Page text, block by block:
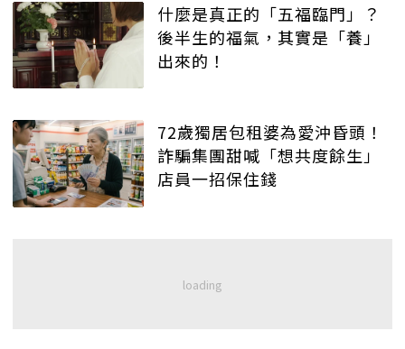
什麼是真正的「五福臨門」？
後半生的福氣，其實是「養」
出來的！
72歲獨居包租婆為愛沖昏頭！
詐騙集團甜喊「想共度餘生」
店員一招保住錢